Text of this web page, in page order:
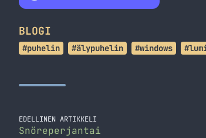
BLOGI
#puhelin #älypuhelin #windows
EDELLINEN ARTIKKELI
Snöreperjantai